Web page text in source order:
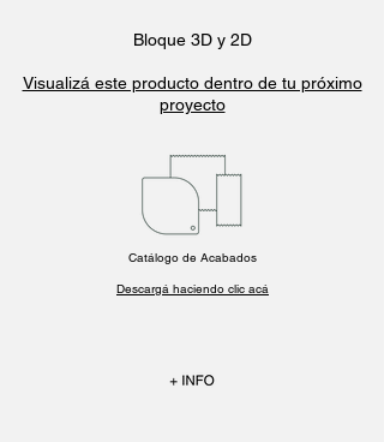
Bloque 3D y 2D
Visualizá este producto dentro de tu próximo
proyecto
Catálogo de Acabados
Descargá haciendo clic acá